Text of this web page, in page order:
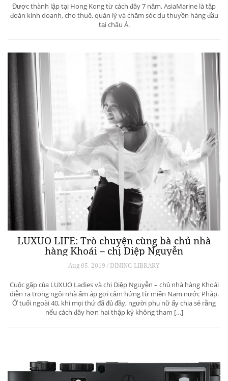
Được thành lập tại Hong Kong từ cách đây 7 năm, AsiaMarine là tập
đoàn kinh doanh, cho thuê, quản lý và chăm sóc du thuyền hàng đầu
tại châu Á.
LUXUO LIFE: Trò chuyện cùng bà chủ nhà
hàng Khoái – chị Diệp Nguyễn
Aug 05, 2019 / DINING LIBRARY
Cuộc gặp của LUXUO Ladies và chị Diệp Nguyễn – chủ nhà hàng Khoái
diễn ra trong ngôi nhà ấm áp gợi cảm hứng từ miền Nam nước Pháp.
Ở tuổi ngoài 40, khi mọi thứ đã đủ đầy, người phụ nữ ấy chia sẻ rằng
nếu cách đây hơn hai thập kỷ không tham […]